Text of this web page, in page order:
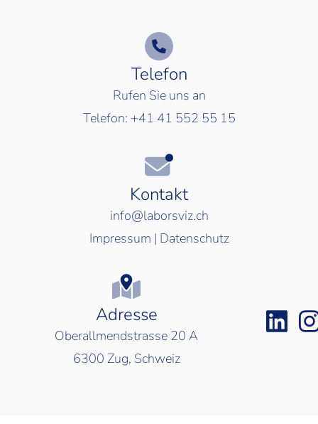
Telefon
Rufen Sie uns an
Telefon: +41 41 552 55 15
Kontakt
info@laborsviz.ch
Impressum | Datenschutz
Adresse
Oberallmendstrasse 20 A
6300 Zug, Schweiz